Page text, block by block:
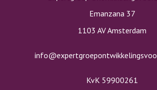
Emanzana 37
1103 AV Amsterdam
KvK 59900261